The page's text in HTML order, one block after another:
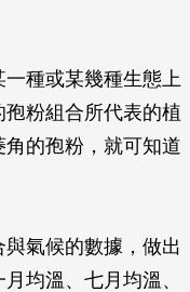
種或某幾種生態上
粉組合所代表的植
的孢粉，就可知道
氣候的數據，做出
均溫、七月均溫、